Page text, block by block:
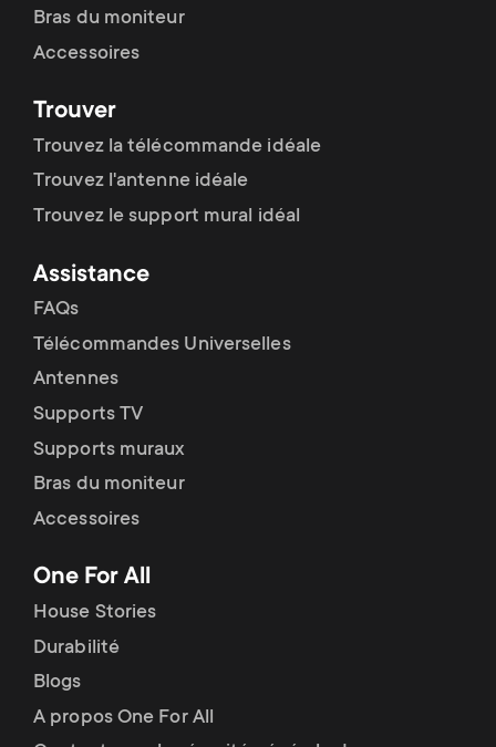
Bras du moniteur
Accessoires
Trouver
Trouvez la télécommande idéale
Trouvez l'antenne idéale
Trouvez le support mural idéal
Assistance
FAQs
Télécommandes Universelles
Antennes
Supports TV
Supports muraux
Bras du moniteur
Accessoires
One For All
House Stories
Durabilité
Blogs
A propos One For All